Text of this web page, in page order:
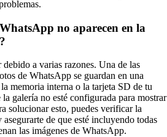
no aparecen en la
a varias razones. Una de las
de WhatsApp se guardan en una
memoria interna o la tarjeta SD de tu
galería no esté configurada para mostrar
solucionar esto, puedes verificar la
de que esté incluyendo todas
las imágenes de WhatsApp.